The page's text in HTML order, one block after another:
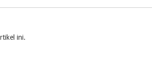
ini.